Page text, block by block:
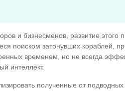
и бизнесменов, развитие этого
поиском затонувших кораблей,
временем, но не всегда
интеллект.
полученные от